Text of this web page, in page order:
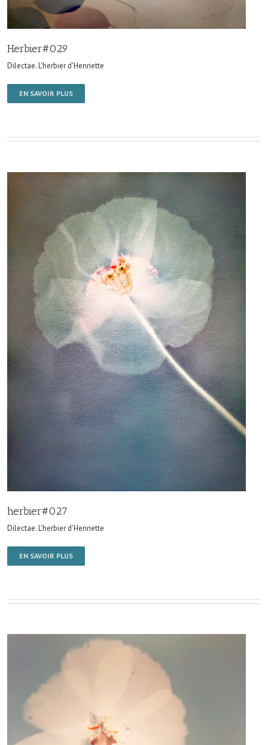
Herbier#029
Dilectae. L'herbier d'Henriette
EN SAVOIR PLUS
herbier#027
Dilectae. L'herbier d'Henriette
EN SAVOIR PLUS